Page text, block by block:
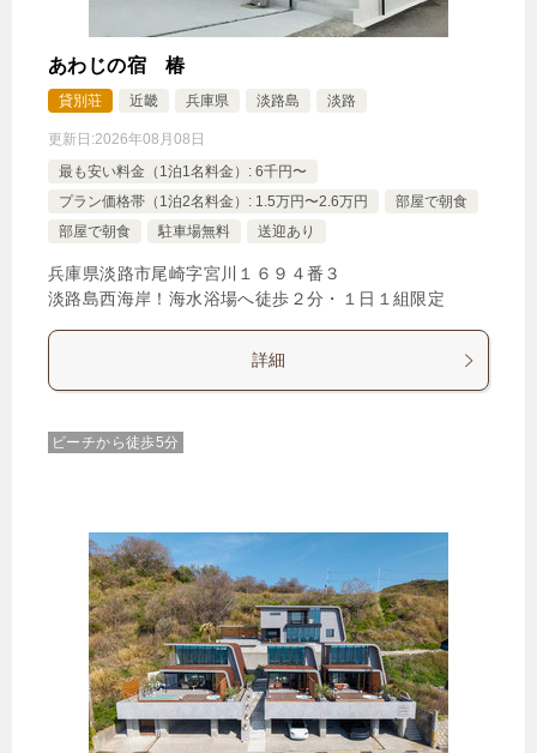
あわじの宿 椿
貸別荘 近畿 兵庫県 淡路島 淡路
更新日:2026年08月08日
最も安い料金（1泊1名料金）: 6千円〜
プラン価格帯（1泊2名料金）: 1.5万円〜2.6万円
部屋で朝食
部屋で朝食
駐車場無料 送迎あり
兵庫県淡路市尾崎字宮川１６９４番３
淡路島西海岸！海水浴場へ徒歩２分・１日１組限定
詳細
ビーチから徒歩5分